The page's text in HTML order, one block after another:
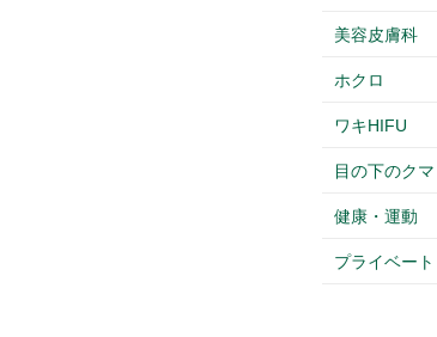
美容皮膚科
ホクロ
ワキHIFU
目の下のクマ
健康・運動
プライベート